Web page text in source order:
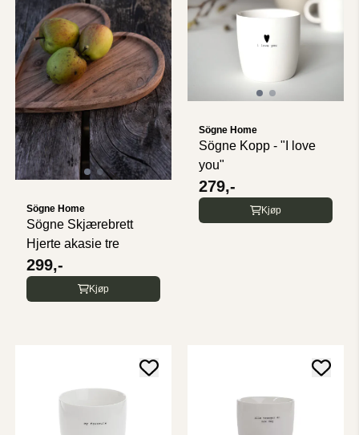
Sögne Home
Sögne Skjærebrett
Hjerte akasie tre
299,-
Kjøp
Sögne Home
Sögne Kopp - "I love
you"
279,-
Kjøp